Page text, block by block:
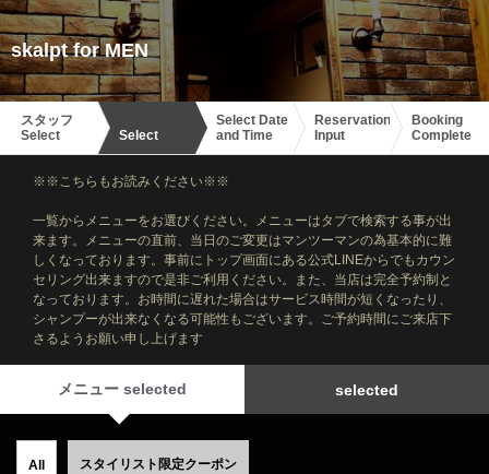
skalpt for MEN
スタッフ
Select
Select
Select Date
and Time
Reservation
Input
Booking
Complete
※※こちらもお読みください※※
一覧からメニューをお選びください。メニューはタブで検索する事が出
来ます。メニューの直前、当日のご変更はマンツーマンの為基本的に難
しくなっております。事前にトップ画面にある公式LINEからでもカウン
セリング出来ますので是非ご利用ください。また、当店は完全予約制と
なっております。お時間に遅れた場合はサービス時間が短くなったり、
シャンプーが出来なくなる可能性もございます。ご予約時間にご来店下
さるようお願い申し上げます
メニュー selected selected
All スタイリスト限定クーポン